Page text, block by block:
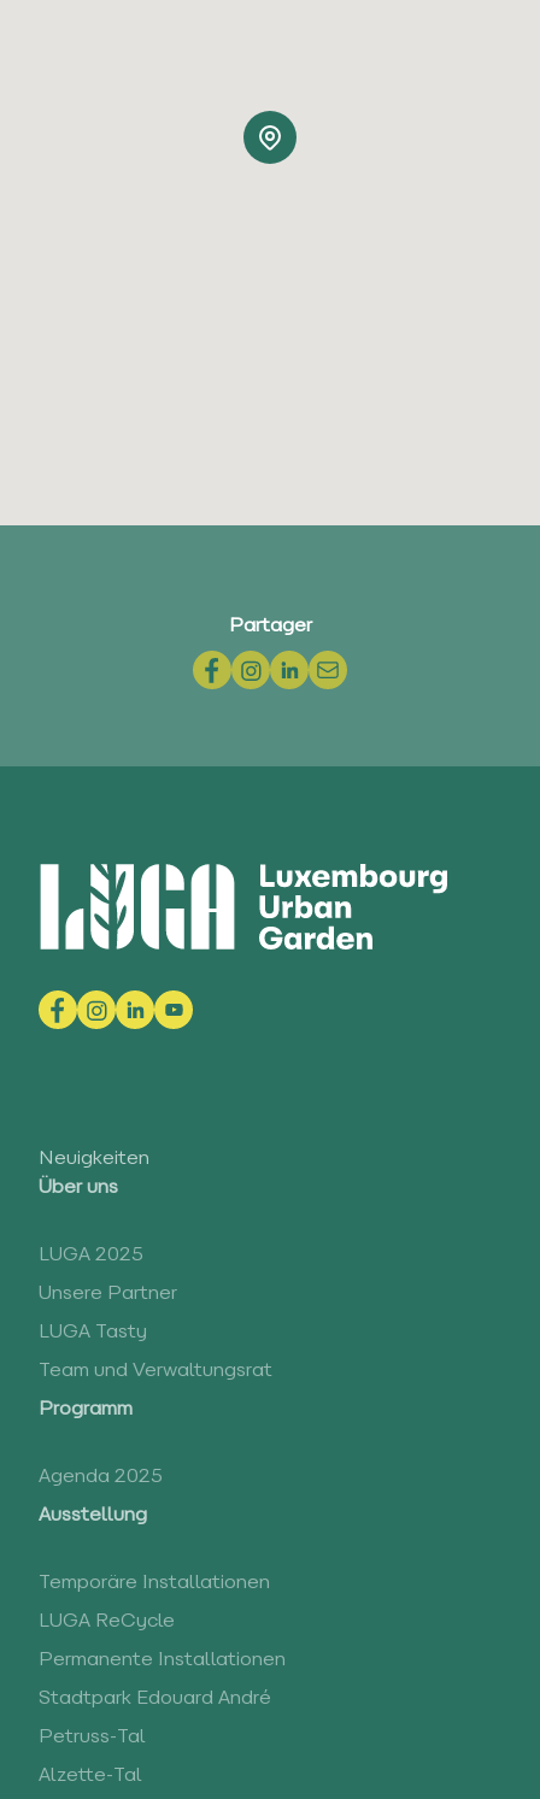
Partager
Neuigkeiten
Über uns
LUGA 2025
Unsere Partner
LUGA Tasty
Team und Verwaltungsrat
Programm
Agenda 2025
Ausstellung
Temporäre Installationen
LUGA ReCycle
Permanente Installationen
Stadtpark Edouard André
Petruss-Tal
Alzette-Tal